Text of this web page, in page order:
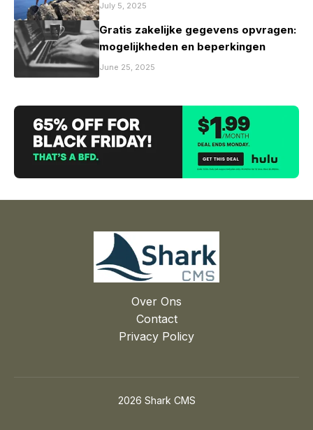
July 5, 2025
Gratis zakelijke gegevens opvragen:
mogelijkheden en beperkingen
June 25, 2025
Over Ons
Contact
Privacy Policy
2026 Shark CMS